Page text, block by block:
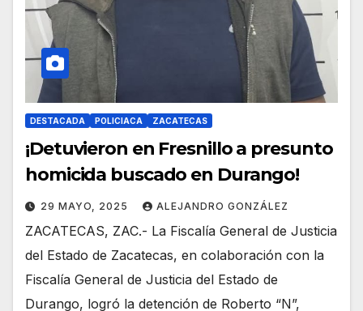
DESTACADA POLICIACA ZACATECAS
¡Detuvieron en Fresnillo a presunto
homicida buscado en Durango!
29 MAYO, 2025 ALEJANDRO GONZÁLEZ
ZACATECAS, ZAC.- La Fiscalía General de Justicia
del Estado de Zacatecas, en colaboración con la
Fiscalía General de Justicia del Estado de
Durango, logró la detención de Roberto “N”,